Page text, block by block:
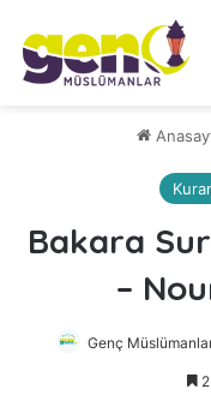
Bakara
–
Genç
2